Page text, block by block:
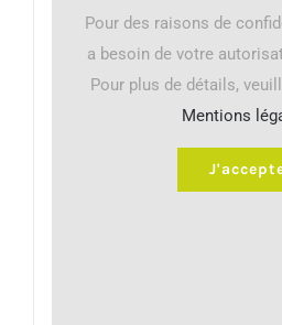
Pour des raisons de
a besoin de votre
Pour plus de détails,
Mentions